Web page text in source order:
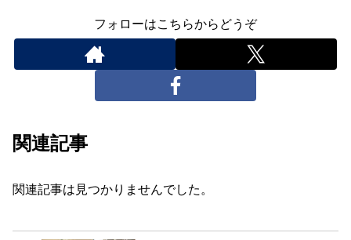
フォローはこちらからどうぞ
関連記事
関連記事は見つかりませんでした。